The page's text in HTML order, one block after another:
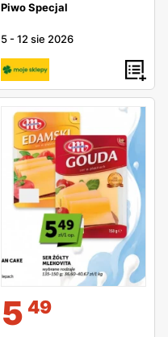
Piwo Specjal
5 -12 sie 2026
5 49